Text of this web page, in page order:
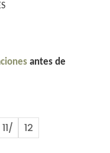
antes de
11/ 12